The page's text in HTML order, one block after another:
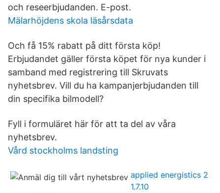
och reseerbjudanden. E-post.
Mälarhöjdens skola läsårsdata
Och få 15% rabatt på ditt första köp!
Erbjudandet gäller första köpet för nya kunder i
samband med registrering till Skruvats
nyhetsbrev. Vill du ha kampanjerbjudanden till
din specifika bilmodell?
Fyll i formuläret här för att ta del av våra
nyhetsbrev.
Vård stockholms landsting
applied energistics 2
1.7.10